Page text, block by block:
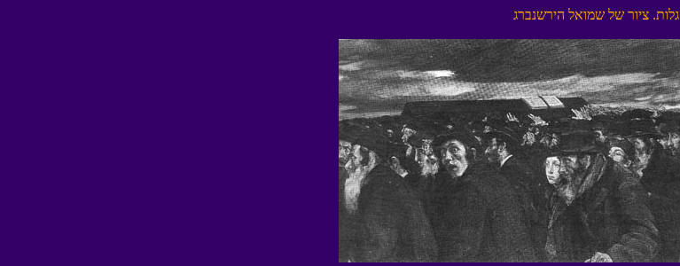
גרבנשריה לאומש לש רויצ .תולג